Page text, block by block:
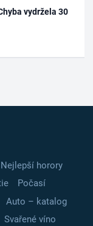
vydržela 30
Nejlepší horory
Počasí
Auto – katalog
Svařené víno